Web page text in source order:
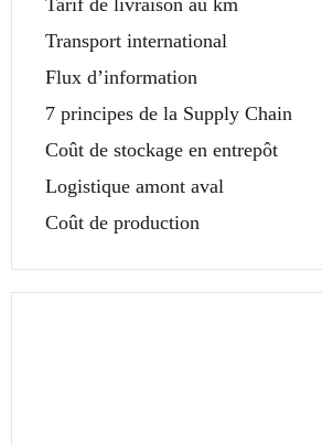
Tarif de livraison au km
Transport international
Flux d’information
7 principes de la Supply Chain
Coût de stockage en entrepôt
Logistique amont aval
Coût de production